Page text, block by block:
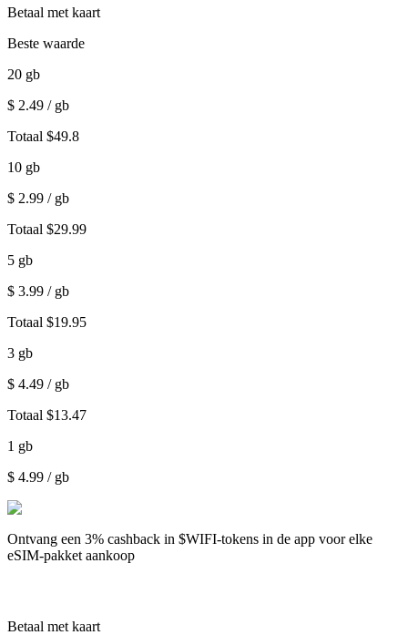
Betaal met kaart
Beste waarde
20 gb
$ 2.49 / gb
Totaal $49.8
10 gb
$ 2.99 / gb
Totaal $29.99
5 gb
$ 3.99 / gb
Totaal $19.95
3 gb
$ 4.49 / gb
Totaal $13.47
1 gb
$ 4.99 / gb
Ontvang een 3% cashback in $WIFI-tokens in de app voor elke
eSIM-pakket aankoop
Betaal met kaart